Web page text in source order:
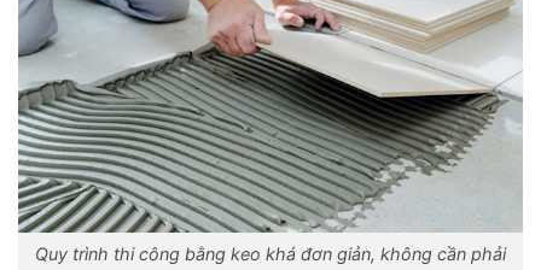
Quy trình thi công bằng keo khá đơn giản, không cần phải